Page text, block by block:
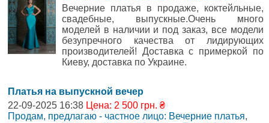
Вечерние платья в продаже, коктейльные,
свадебные, выпускные.Очень много
моделей в наличии и под заказ, все модели
безупречного качества от лидирующих
производителей! Доставка с примеркой по
Киеву, доставка по Украине.
Платья на выпускной вечер
22-09-2025 16:38 Цена: 2 500 грн. ₴
Продам, предлагаю - частное лицо: Вечерние платья,